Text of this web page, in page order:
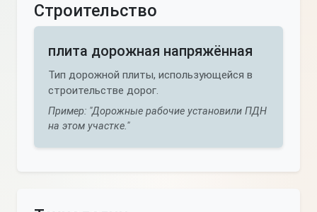
Строительство
плита дорожная напряжённая
Тип дорожной плиты, использующейся в
строительстве дорог.
Пример: "Дорожные рабочие установили ПДН
на этом участке."